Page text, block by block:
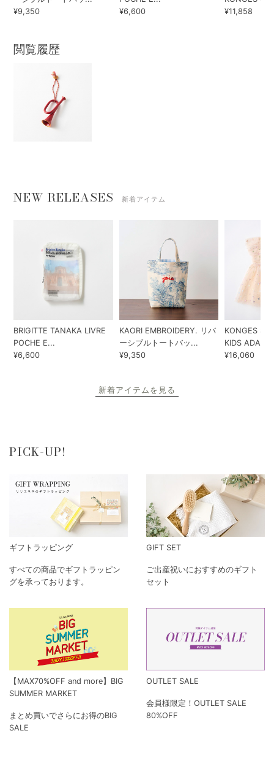
¥9,350
¥6,600
¥11,858
閲覧履歴
NEW RELEASES 新着アイテム
BRIGITTE TANAKA LIVRE
POCHE E...
¥6,600
KAORI EMBROIDERY. リバ
ーシブルトートバッ...
¥9,350
KONGES
KIDS ADA...
¥16,060
新着アイテムを見る
PICK-UP!
ギフトラッピング
すべての商品でギフトラッピン
グを承っております。
GIFT SET
ご出産祝いにおすすめのギフト
セット
【MAX70%OFF and more】BIG
SUMMER MARKET
まとめ買いでさらにお得のBIG
SALE
OUTLET SALE
会員様限定！OUTLET SALE
80%OFF